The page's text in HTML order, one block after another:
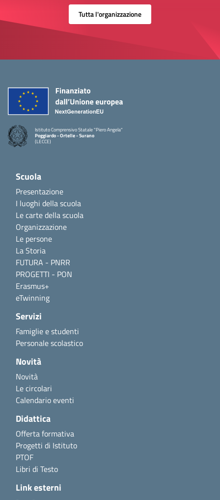
Tutta l'organizzazione
Istituto Comprensivo Statale "Piero Angela"
Poggiardo - Ortelle - Surano
(LECCE)
Scuola
Presentazione
I luoghi della scuola
Le carte della scuola
Organizzazione
Le persone
La Storia
FUTURA - PNRR
PROGETTI - PON
Erasmus+
eTwinning
Servizi
Famiglie e studenti
Personale scolastico
Novità
Novità
Le circolari
Calendario eventi
Didattica
Offerta formativa
Progetti di Istituto
PTOF
Libri di Testo
Link esterni